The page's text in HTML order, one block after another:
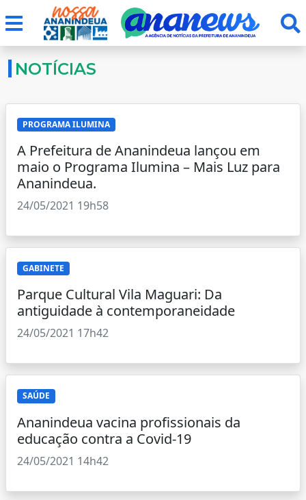
NOTÍCIAS
PROGRAMA ILUMINA
A Prefeitura de Ananindeua lançou em
maio o Programa Ilumina – Mais Luz para
Ananindeua.
24/05/2021 19h58
GABINETE
Parque Cultural Vila Maguari: Da
antiguidade à contemporaneidade
24/05/2021 17h42
SAÚDE
Ananindeua vacina profissionais da
educação contra a Covid-19
24/05/2021 14h42